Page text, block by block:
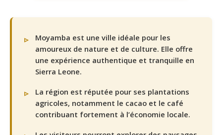
Moyamba est une ville idéale pour les
amoureux de nature et de culture. Elle offre
une expérience authentique et tranquille en
Sierra Leone.
La région est réputée pour ses plantations
agricoles, notamment le cacao et le café
contribuant fortement à l’économie locale.